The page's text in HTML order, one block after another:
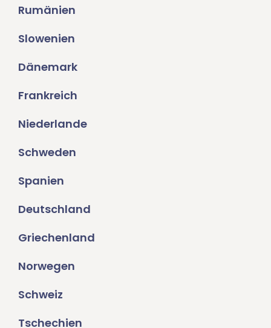
Rumänien
Slowenien
Dänemark
Frankreich
Niederlande
Schweden
Spanien
Deutschland
Griechenland
Norwegen
Schweiz
Tschechien